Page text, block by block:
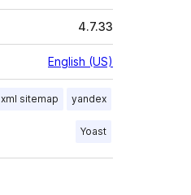
4.7.33
English (US)
xml sitemap yandex
Yoast